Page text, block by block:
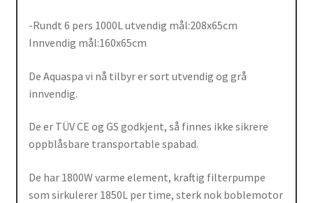
-Rundt 6 pers 1000L utvendig mål:208x65cm
Innvendig mål:160x65cm
De Aquaspa vi nå tilbyr er sort utvendig og grå
innvendig.
De er TÜV CE og GS godkjent, så finnes ikke sikrere
oppblåsbare transportable spabad.
De har 1800W varme element, kraftig filterpumpe
som sirkulerer 1850L per time, sterk nok boblemotor